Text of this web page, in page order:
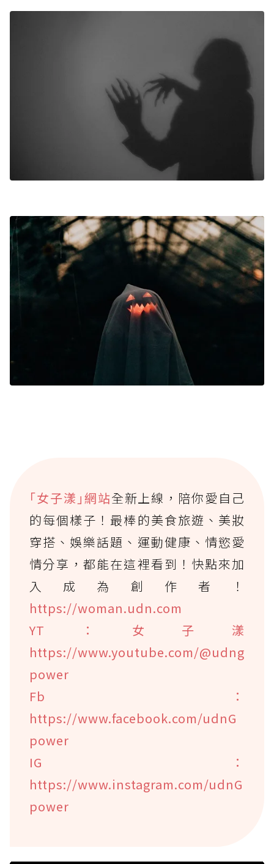
｢女子漾｣網站全新上線，陪你愛自己
的每個樣子！最棒的美食旅遊、美妝
穿搭、娛樂話題、運動健康、情慾愛
情分享，都能在這裡看到！快點來加
入成為創作者！
https://woman.udn.com
YT：女子漾
https://www.youtube.com/@udng
power
Fb：
https://www.facebook.com/udnG
power
IG：
https://www.instagram.com/udnG
power